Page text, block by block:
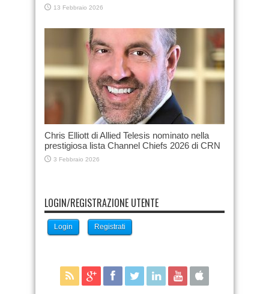
13 Febbraio 2026
Chris Elliott di Allied Telesis nominato nella
prestigiosa lista Channel Chiefs 2026 di CRN
3 Febbraio 2026
LOGIN/REGISTRAZIONE UTENTE
Login Registrati